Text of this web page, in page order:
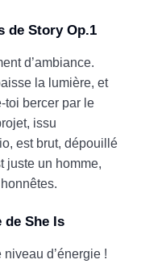
de Story Op.1
d’ambiance.
la lumière, et
toi bercer par le
issu
est brut, dépouillé
juste un homme,
de She Is
d’énergie !